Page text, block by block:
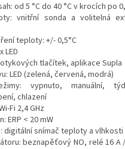
od 5 °C do 40 °C v krocích po
vnitřní sonda a volitelná
teploty: +/- 0,5°C
LED
tlačítek, aplikace Supla
LED (zelená, červená, modrá)
vypnuto, manuální,
chlazení
Fi 2,4 GHz
ERP < 20 mW
digitální snímač teploty a vlhkosti
beznapěťový NO, relé 16 A